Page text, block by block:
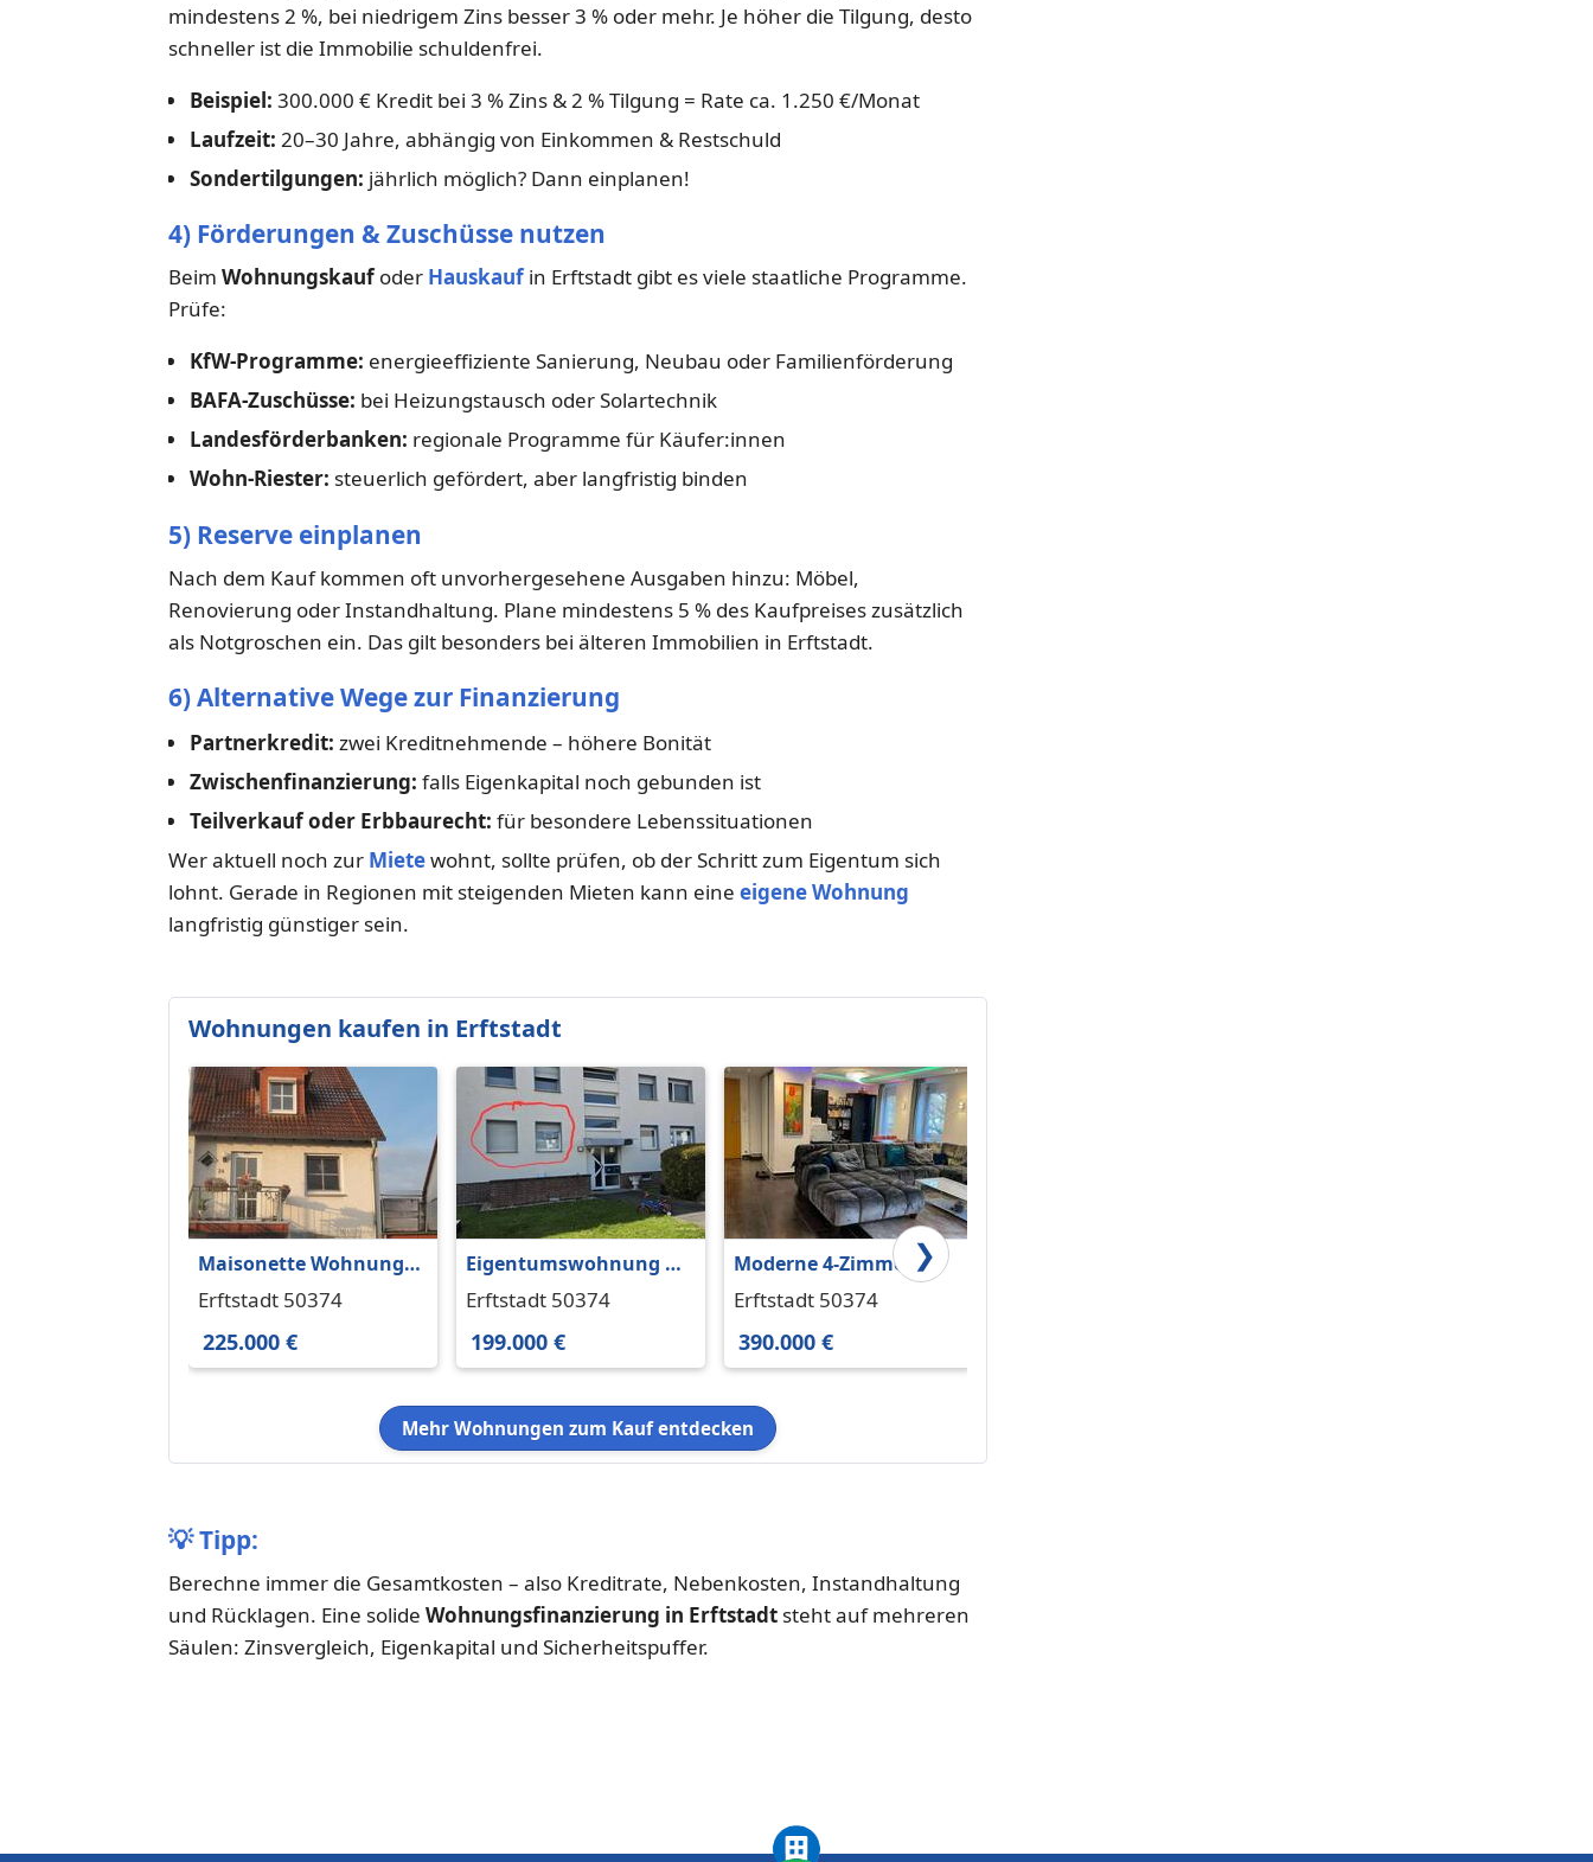
mindestens 2 %, bei niedrigem Zins besser 3 % oder mehr. Je höher die Tilgung, desto
schneller ist die Immobilie schuldenfrei.
Beispiel: 300.000 € Kredit bei 3 % Zins & 2 % Tilgung = Rate ca. 1.250 €/Monat
Laufzeit: 20–30 Jahre, abhängig von Einkommen & Restschuld
Sondertilgungen: jährlich möglich? Dann einplanen!
4) Förderungen & Zuschüsse nutzen
Beim Wohnungskaufoder Hauskaufin Erftstadt gibt es viele staatliche Programme.
Prüfe:
KfW-Programme: energieeffiziente Sanierung, Neubau oder Familienförderung
BAFA-Zuschüsse: bei Heizungstausch oder Solartechnik
Landesförderbanken: regionale Programme für Käufer:innen
Wohn-Riester: steuerlich gefördert, aber langfristig binden
5) Reserve einplanen
Nach dem Kauf kommen oft unvorhergesehene Ausgaben hinzu: Möbel,
Renovierung oder Instandhaltung. Plane mindestens 5 % des Kaufpreises zusätzlich
als Notgroschen ein. Das gilt besonders bei älteren Immobilien in Erftstadt.
6) Alternative Wege zur Finanzierung
Partnerkredit: zwei Kreditnehmende – höhere Bonität
Zwischenfinanzierung: falls Eigenkapital noch gebunden ist
Teilverkauf oder Erbbaurecht: für besondere Lebenssituationen
Wer aktuell noch zur Mietewohnt, sollte prüfen, ob der Schritt zum Eigentum sich
lohnt. Gerade in Regionen mit steigenden Mieten kann eine eigene Wohnung
langfristig günstiger sein.
Wohnungen kaufen in Erftstadt
Maisonette Wohnung
PROVISIONSFREI zu
Erftstadt 50374
225.000 €
Eigentumswohnung 62
qm2 von privat zu
Erftstadt 50374
199.000 €
Moderne 4-Zimmer-
Eigentumswohnung in
Erftstadt 50374
390.000 €
❯
Mehr Wohnungen zum Kauf entdecken
💡Tipp:
Berechne immer die Gesamtkosten – also Kreditrate, Nebenkosten, Instandhaltung
und Rücklagen. Eine solide Wohnungsfinanzierung in Erftstadt steht auf mehreren
Säulen: Zinsvergleich, Eigenkapital und Sicherheitspuffer.